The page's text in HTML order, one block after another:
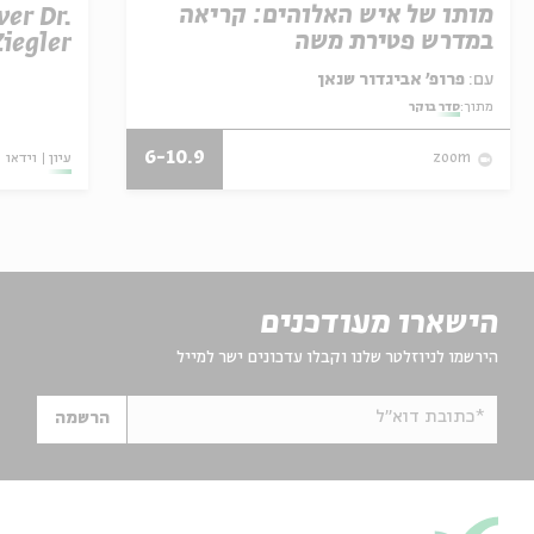
מותו של איש האלוהים: קריאה
במדרש פטירת משה
עם:
מתוך:סדר בוקר
zoom
6-10.9
Dr.
עיון וידאו
הישארו מעודכנים
הירשמו לניוזלטר שלנו וקבלו עדכונים ישר למייל
*כתובת דוא"ל הרשמה